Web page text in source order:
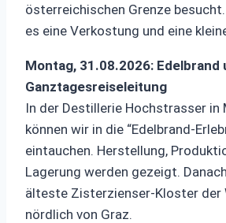
österreichischen Grenze
es eine Verkostung und eine
Montag, 31.08.2026: Edelbrand
Ganztagesreiseleitung
In der Destillerie Hochstrasser in
können wir in die “Edelbrand-
eintauchen. Herstellung,
Lagerung werden gezeigt.
älteste Zisterzienser-Kloster der
nördlich von Graz.